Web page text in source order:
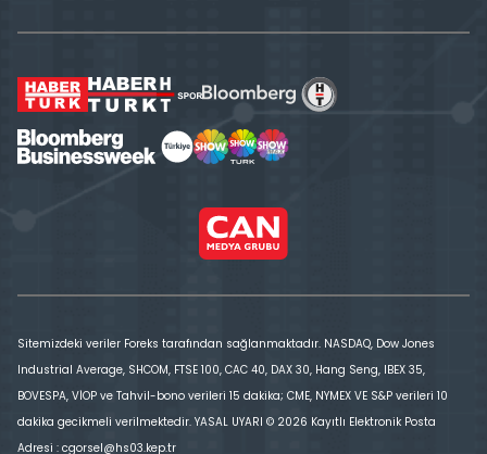
Sitemizdeki veriler Foreks tarafından sağlanmaktadır. NASDAQ, Dow Jones
Industrial Average, SHCOM, FTSE 100, CAC 40, DAX 30, Hang Seng, IBEX 35,
BOVESPA, VİOP ve Tahvil-bono verileri 15 dakika; CME, NYMEX VE S&P verileri 10
dakika gecikmeli verilmektedir. YASAL UYARI © 2026 Kayıtlı Elektronik Posta
Adresi : cgorsel@hs03.kep.tr